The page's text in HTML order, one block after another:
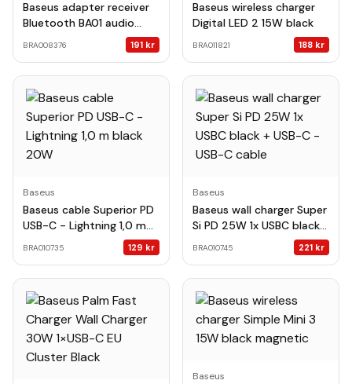
Baseus adapter receiver
Bluetooth BA01 audio
BRA008376 191 kr
Baseus wireless charger
Digital LED 2 15W black
BRA011821 188 kr
Baseus
Baseus cable Superior PD
USB-C - Lightning 1,0 m
BRA010735 129 kr
Baseus
Baseus wall charger Super
Si PD 25W 1x USBC black +
USB-C - USB-C cable
BRA010745 221 kr
Baseus